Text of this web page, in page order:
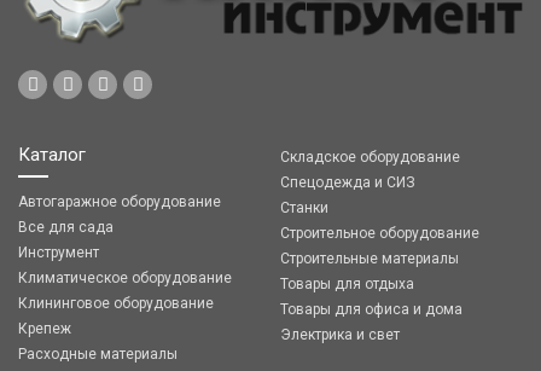
Каталог
Автогаражное оборудование
Все для сада
Инструмент
Климатическое оборудование
Клининговое оборудование
Крепеж
Расходные материалы
Складское оборудование
Спецодежда и СИЗ
Станки
Строительное оборудование
Строительные материалы
Товары для отдыха
Товары для офиса и дома
Электрика и свет